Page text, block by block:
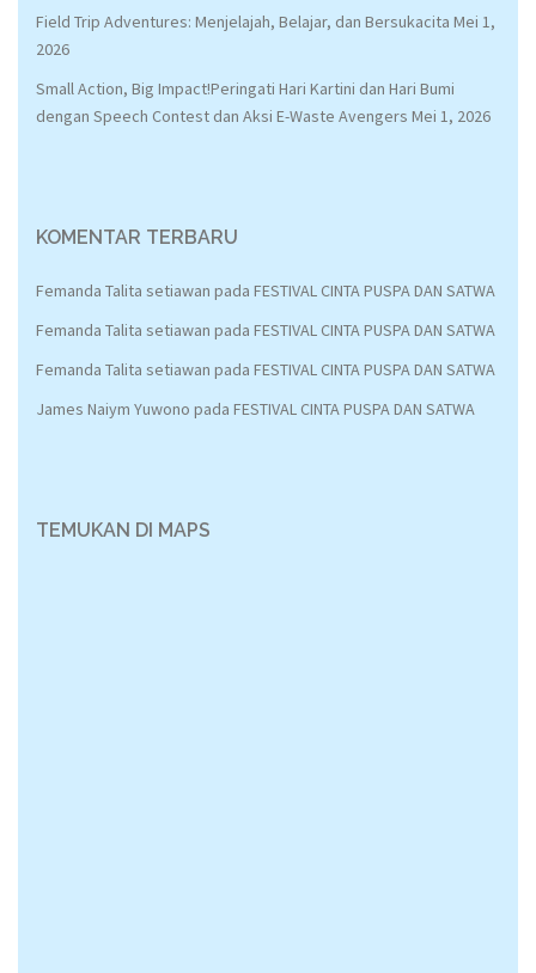
Field Trip Adventures: Menjelajah, Belajar, dan Bersukacita Mei 1,
2026
Small Action, Big Impact!Peringati Hari Kartini dan Hari Bumi
dengan Speech Contest dan Aksi E-Waste Avengers Mei 1, 2026
KOMENTAR TERBARU
Femanda Talita setiawan pada FESTIVAL CINTA PUSPA DAN SATWA
Femanda Talita setiawan pada FESTIVAL CINTA PUSPA DAN SATWA
Femanda Talita setiawan pada FESTIVAL CINTA PUSPA DAN SATWA
James Naiym Yuwono pada FESTIVAL CINTA PUSPA DAN SATWA
TEMUKAN DI MAPS